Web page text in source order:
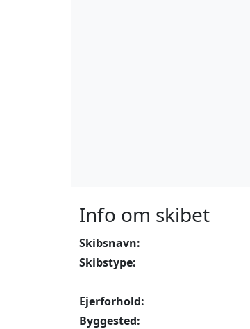
Info om skibet
Skibsnavn:
Skibstype:
Ejerforhold:
Byggested: